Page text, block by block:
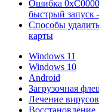
Ошибка
быстрый
Способы
карты
Windows 11
Windows 10
Android
Загрузочная
Лечение вирусов